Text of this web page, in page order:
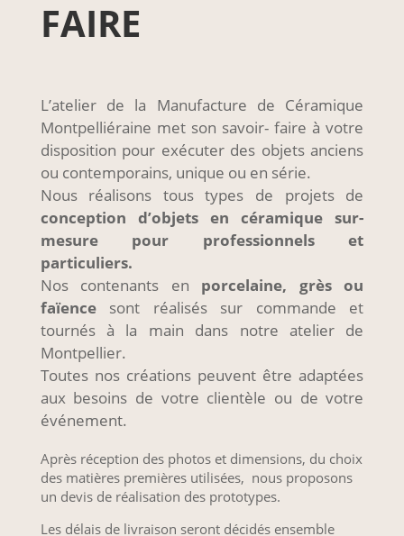
FAIRE
L’atelier de la Manufacture de Céramique
Montpelliéraine met son savoir- faire à votre
disposition pour exécuter des objets anciens
ou contemporains, unique ou en série.
Nous réalisons tous types de projets de
conception d’objets en céramique sur-
mesure pour professionnels et
particuliers.
Nos contenants en porcelaine, grès ou
faïencesont réalisés sur commande et
tournés à la main dans notre atelier de
Montpellier.
Toutes nos créations peuvent être adaptées
aux besoins de votre clientèle ou de votre
événement.
Après réception des photos et dimensions, du choix
des matières premières utilisées, nous proposons
un devis de réalisation des prototypes.
Les délais de livraison seront décidés ensemble